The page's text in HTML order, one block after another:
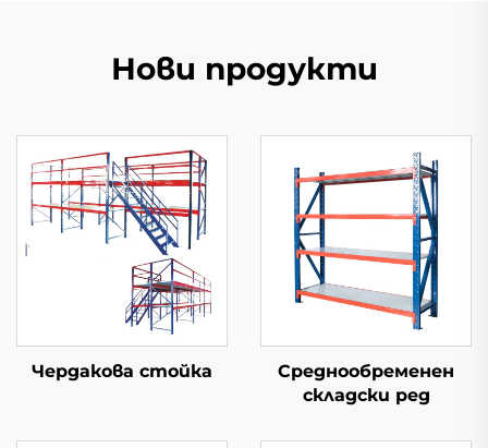
Нови продукти
Чердакова стойка
Среднообременен
складски ред